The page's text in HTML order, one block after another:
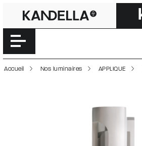
SOUL
Accéder directement au contenu de la
Accueil Nos luminaires APPLIQUE